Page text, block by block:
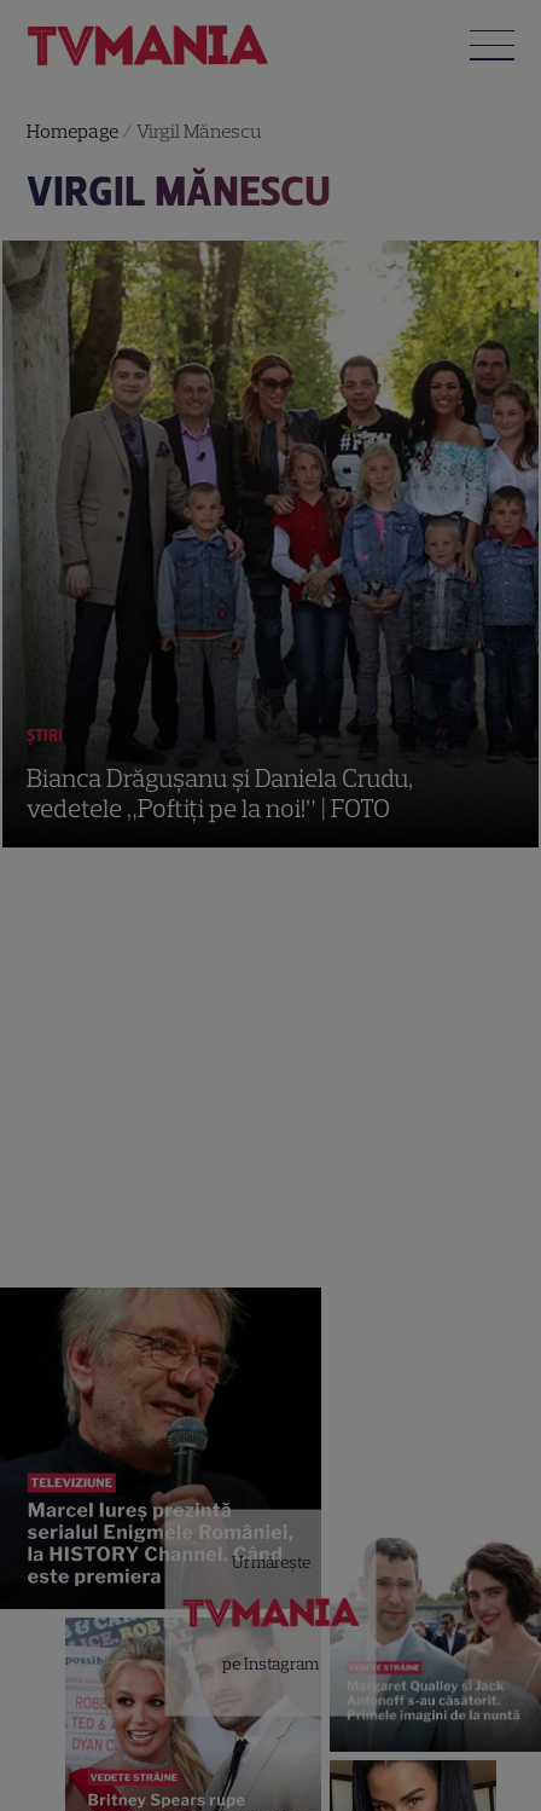
Homepage /Virgil Mănescu
VIRGIL MĂNESCU
ȘTIRI
Bianca Drăgușanu și Daniela Crudu,
vedetele „Poftiți pe la noi!” | FOTO
Urmărește
pe Instagram